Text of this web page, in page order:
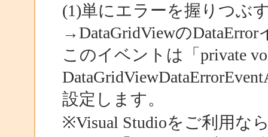
(1)単にエラーを握りつぶ
→DataGridViewの
このイベントは「private
設定します。
※Visual Studioをご利用な